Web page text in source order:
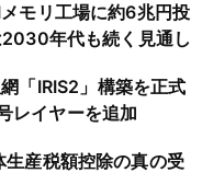
モリ工場に約6兆円投
年代も続く見通し
「IRIS2」構築を正式
レイヤーを追加
生産税額控除の真の受